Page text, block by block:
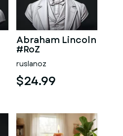
Abraham Lincoln
#RoZ
ruslanoz
$24.99